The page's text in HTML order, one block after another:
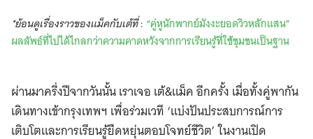
*ย้อนดูเรื่องราวของแม็คกับเต้ที่: “คู่หูนักพากย์มังงะยอดวิวหลักแสน”
ผลลัพธ์ที่ไปได้ไกลกว่าความคาดหวังจากการเรียนรู้ที่ใช้ชุมชนเป็นฐาน
ผ่านมาครึ่งปีจากวันนั้น เราเจอ เต้&แม็ค อีกครั้ง เมื่อทั้งคู่พากัน
เดินทางเข้ากรุงเทพฯ เพื่อร่วมเวที ‘แบ่งปันประสบการณ์การ
เติบโตและการเรียนรู้ยืดหยุ่นตอบโจทย์ชีวิต’ ในงานเปิด